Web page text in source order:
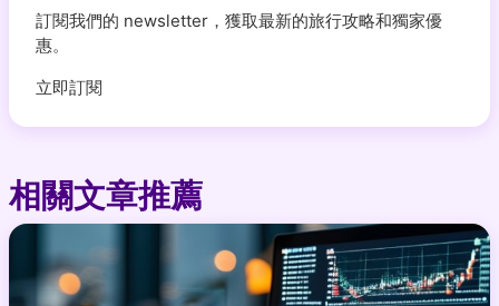
訂閱我們的 newsletter，獲取最新的旅行攻略和獨家優
惠。
立即訂閱
相關文章推薦